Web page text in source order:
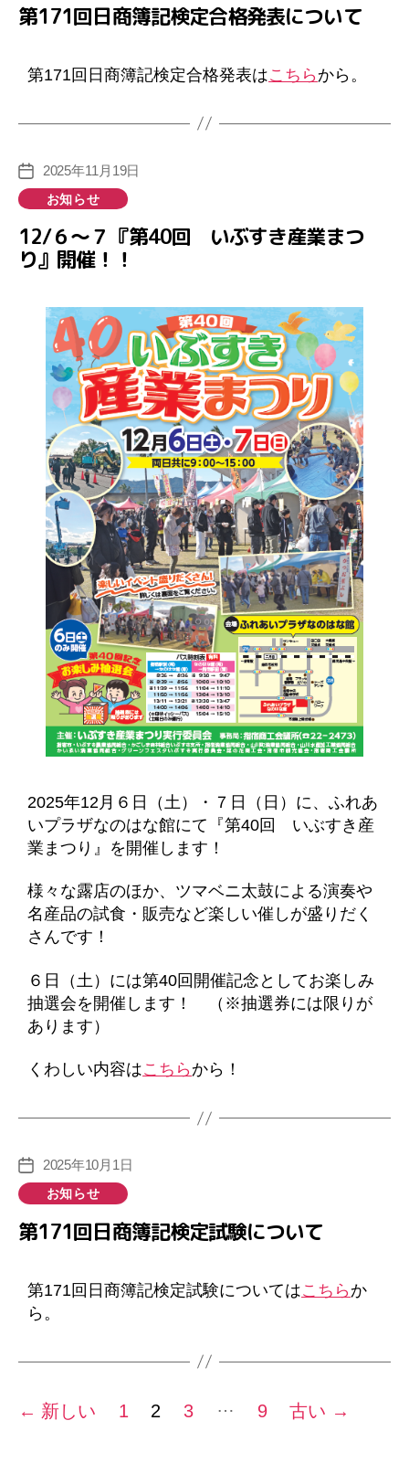
ゴ
第171回日商簿記検定合格発表について
第171回日商簿記検定合格発表はこちらから。
投
稿
日
2025年11月19日
ゴ
お知らせ
12/６～７『第40回 いぶすき産業まつ
り』開催！！
2025年12月６日（土）・７日（日）に、ふれあ
いプラザなのはな館にて『第40回 いぶすき産
業まつり』を開催します！
様々な露店のほか、ツマベニ太鼓による演奏や
名産品の試食・販売など楽しい催しが盛りだく
さんです！
６日（土）には第40回開催記念としてお楽しみ
抽選会を開催します！ （※抽選券には限りが
あります）
くわしい内容はこちらから！
投
稿
日
2025年10月1日
ゴ
お知らせ
第171回日商簿記検定試験について
第171回日商簿記検定試験についてはこちらか
ら。
投
← 新しい 1 2 3 … 9 古い →